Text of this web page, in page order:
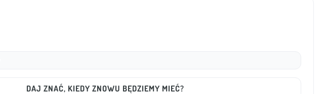
DAJ ZNAĆ, KIEDY ZNOWU BĘDZIEMY MIEĆ?